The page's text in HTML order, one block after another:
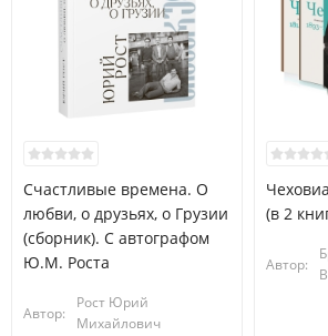
Счастливые времена. О
любви, о друзьях, о Грузии
(сборник). С автографом
Ю.М. Роста
Автор:
Рост Юрий
Михайлович
(в 2
Автор: